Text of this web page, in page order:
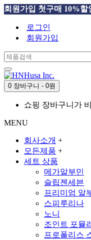
회원가입 첫구매 10%
로그인
회원가입
0 장바구니 - 0원
쇼핑 장바구니가
MENU
회사소개 +
모든제품 +
세트 상품
메가알부민
슬립젠세븐
프리미엄 알
스피루리나
노니
조인트 포뮬
프로폴리스